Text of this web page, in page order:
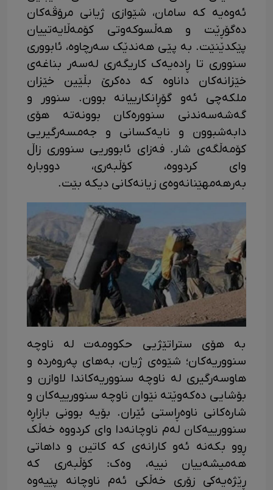
ئەوەیە کە سامان، شێوازی ژیانی مرۆڤەکان
دەگۆڕێت و هەڵسوکەوتی کۆمەڵایەتییان
پێکدێنێت. بە پێی هەندێک سەرچاوە، ئابووری
سنووری تا ڕادەیەک کاریگەری لەسەر بناغەی
خێزانەکان داناوە کە دەکرێ بڵێین خێزان
ملکەچی ئەو گۆڕانکارییانە بوون. سنوور و
گەشەسەندنی سنوورەکان بوونەتە هۆی
دابەشبوون و نایەکسانی و جەمسەرگیریی
کۆمەڵگەی شار. فەزای ئابووریی سنووری زاڵ
وای کردووە، کۆڵبەری، دووبارە
بەرهەمهێنانەوەی زیانەکانی دیکە بێت.
بە هۆی ستراتێژیی حکوومەت لە ناوچە
سنووریەکان؛ شێوەی ژیان، بەهای پەروەردە و
هاوسەرگیری لە ناوچە سنووریەکاندا لاوازن و
بۆشایی دەکەوێتە نێوان ناوچە سنوورییەکان و
شارەکانی ناوەڕاستی ئێران. بۆیە بوونی بازاڕە
سنوورییەکان لەم ناوچانەدا وای کردووە خەڵک
ڕوو بکەنە ئەو کارانەی کە کاتین و داهاتی
هەمیشەییان نییە، وەک: کۆڵبەری کە
ڕێژەیەکی زۆری خەڵکی ئەم ناوچانە پێیەوە